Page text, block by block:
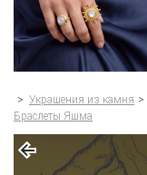
> Украшения из камня >
Браслеты Яшма